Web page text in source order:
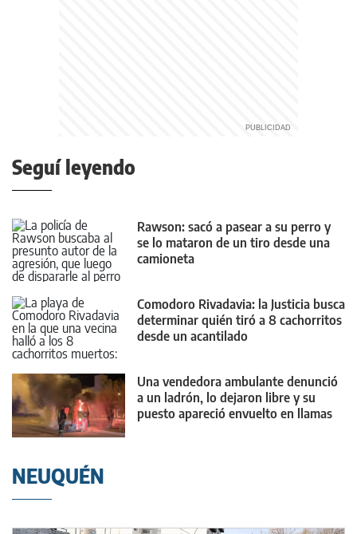
Seguí leyendo
Rawson: sacó a pasear a su perro y
se lo mataron de un tiro desde una
camioneta
Comodoro Rivadavia: la Justicia busca
determinar quién tiró a 8 cachorritos
desde un acantilado
Una vendedora ambulante denunció
a un ladrón, lo dejaron libre y su
puesto apareció envuelto en llamas
NEUQUÉN